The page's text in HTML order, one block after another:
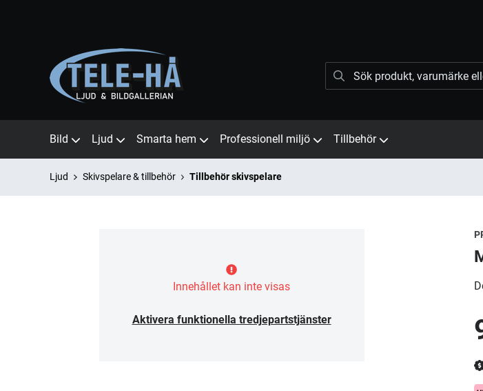
Bild Ljud Smarta hem Professionell miljö Tillbehör
Ljud Skivspelare & tillbehör Tillbehör skivspelare
Innehållet kan inte visas
Aktivera funktionella tredjepartstjänster